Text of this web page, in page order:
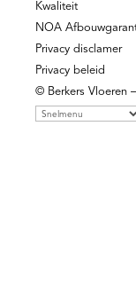
Kwaliteit
NOA
Privacy disclamer
Privacy beleid
© Berkers Vloeren